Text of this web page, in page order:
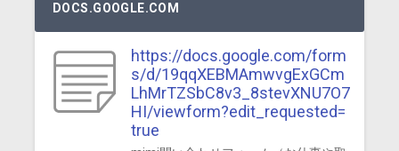
DOCS.GOOGLE.COM
https://docs.google.com/form
s/d/19qqXEBMAmwvgExGCm
LhMrTZSbC8v3_8stevXNU7O7
HI/viewform?edit_requested=
true